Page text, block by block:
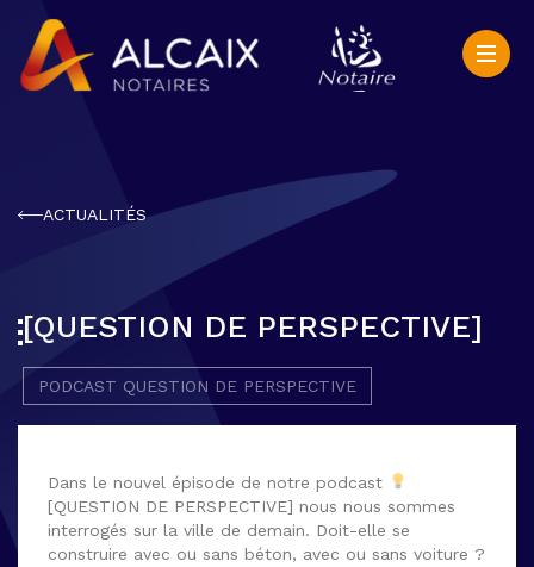
ACTUALITÉS
[QUESTION DE PERSPECTIVE]
PODCAST QUESTION DE PERSPECTIVE
Dans le nouvel épisode de notre podcast
[QUESTION DE PERSPECTIVE] nous nous sommes
interrogés sur la ville de demain. Doit-elle se
construire avec ou sans béton, avec ou sans voiture ?